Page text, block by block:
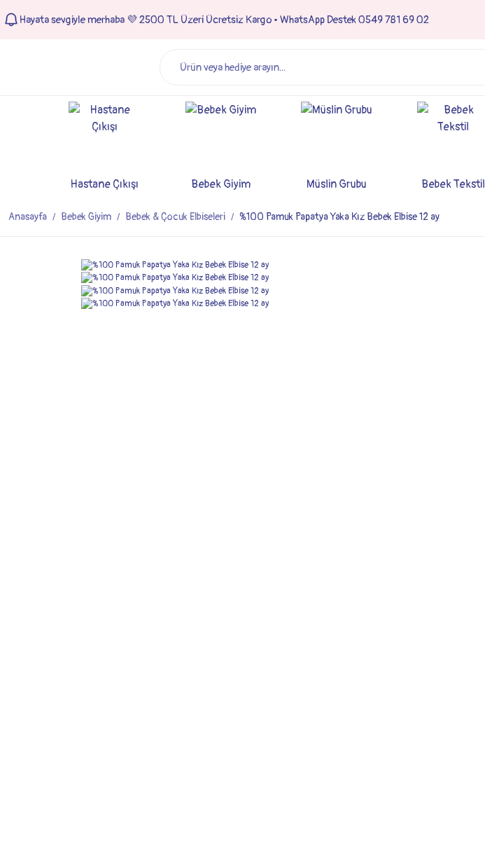
Hayata sevgiyle merhaba 💜 2500 TL Üzeri Ücretsiz Kargo • WhatsApp Destek 0549 781 69 02
Hastane Çıkışı Bebek Giyim Müslin Grubu Bebek Tekstil
Anasayfa Bebek Giyim Bebek & Çocuk Elbiseleri %100 Pamuk Papatya Yaka Kız Bebek Elbise 12 ay